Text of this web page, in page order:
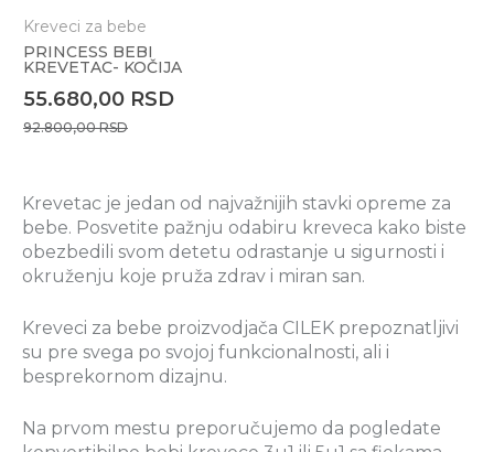
Kreveci za bebe
PRINCESS BEBI
KREVETAC- KOČIJA
55.680,00 RSD
92.800,00RSD
Krevetac je jedan od najvažnijih stavki opreme za
bebe. Posvetite pažnju odabiru kreveca kako biste
obezbedili svom detetu odrastanje u sigurnosti i
okruženju koje pruža zdrav i miran san.
Kreveci za bebe proizvodjača CILEK prepoznatljivi
su pre svega po svojoj funkcionalnosti, ali i
besprekornom dizajnu.
Na prvom mestu preporučujemo da pogledate